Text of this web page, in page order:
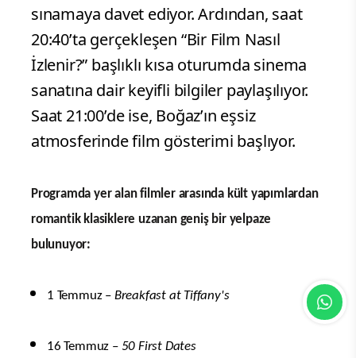
sınamaya davet ediyor. Ardından, saat
20:40’ta gerçekleşen “Bir Film Nasıl
İzlenir?” başlıklı kısa oturumda sinema
sanatına dair keyifli bilgiler paylaşılıyor.
Saat 21:00’de ise, Boğaz’ın eşsiz
atmosferinde film gösterimi başlıyor.
Programda yer alan filmler arasında kült yapımlardan
romantik klasiklere uzanan geniş bir yelpaze
bulunuyor:
1 Temmuz – Breakfast at Tiffany's
16 Temmuz – 50 First Dates